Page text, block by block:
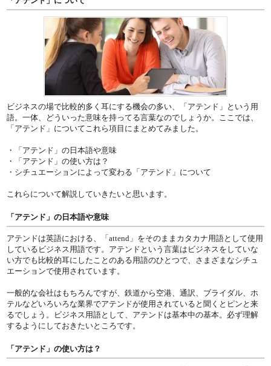
ビジネスの場で比較的多く耳にする機会の多い、「アテンド」という用
語。一体、どういった意味を持ってる言葉なのでしょうか。ここでは、
「アテンド」についてこれら項目にまとめてみました。
・「アテンド」の日本語や意味
・「アテンド」の使い方は？
・シチュエーションによって変わる「アテンド」について
これらについて解説していきたいと思います。
「アテンド」の日本語や意味
アテンドは英語における、「attend」をそのままカタカナ用語として使用
しているビジネス用語です。アテンドという言葉はビジネスをしていな
い方でも比較的耳にしたことのある用語のひとつで、さまざまなシチュ
エーションで使用されています。
一般的な会社はもちろんですが、鉄道から空港、通訳、ブライダル、ホ
テルなどいろいろな業界でアテンドが使用されていると聞くとピンと来
るでしょう。ビジネス用語として、アテンドは基本中の基本。必ず理解
するようにしておきたいところです。
「アテンド」の使い方は？